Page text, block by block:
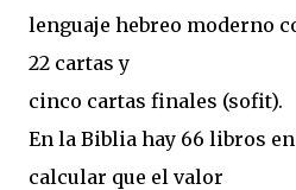
lenguaje hebreo moderno
22 cartas y
cinco cartas finales (sofit).
En la Biblia hay 66 libros
calcular que el valor